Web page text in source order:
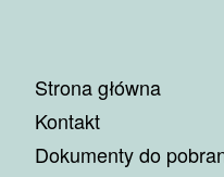
Strona główna
Kontakt
Dokumenty do